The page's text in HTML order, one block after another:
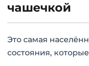
чашечкой
Это самая
состояния,